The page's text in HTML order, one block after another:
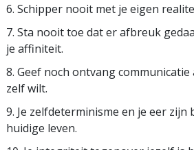
6. Schipper nooit met je eigen
7. Sta nooit toe dat er afbreuk
je affiniteit.
8. Geef noch ontvang
zelf wilt.
9. Je zelfdeterminisme en je eer zijn
huidige leven.